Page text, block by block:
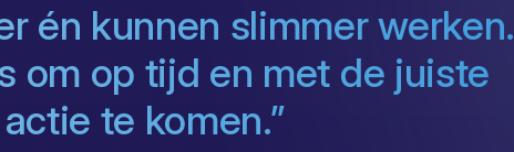
én kunnen slimmer werken.
om op tijd en met de juiste
te komen.”